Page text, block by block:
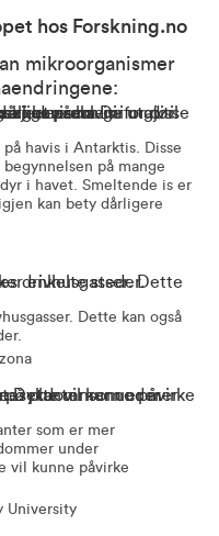
hos Forskning.no
mikroorganismer
havis i Antarktis. Disse
på mange
i havet. Smeltende is er
kan bety dårligere
Dette kan også
som er mer
under
vil kunne påvirke
University